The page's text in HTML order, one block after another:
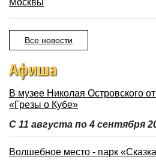
Все новости
Афиша
В музее Николая Островского
«Грезы о Кубе»
С 11 августа по 4 сентября
Волшебное место - парк